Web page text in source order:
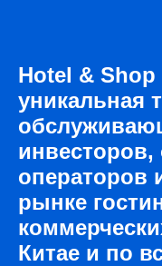
Hotel & Shop
уникальная
инвесторов,
операторов
рынке
Китае и по